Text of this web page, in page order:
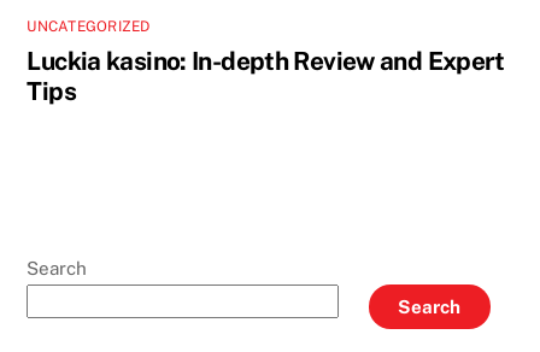
UNCATEGORIZED
Luckia kasino: In-depth Review and Expert
Tips
Search
Search